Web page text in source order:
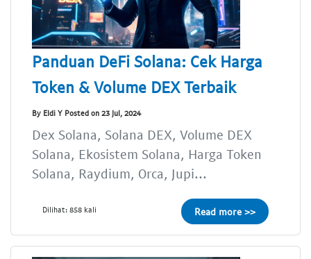
Panduan DeFi Solana: Cek Harga
Token & Volume DEX Terbaik
By Eldi Y Posted on 23 Jul, 2024
Dex Solana, Solana DEX, Volume DEX
Solana, Ekosistem Solana, Harga Token
Solana, Raydium, Orca, Jupi...
Dilihat: 858 kali Read more >>